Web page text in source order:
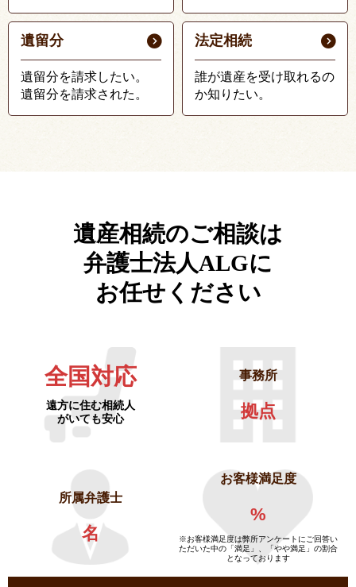
遺留分
遺留分を請求したい。
遺留分を請求された。
法定相続
誰が遺産を受け取れるの
か知りたい。
遺産相続のご相談は
弁護士法人ALGに
お任せください
全国対応
遠方に住む相続人
がいても安心
事務所
拠点
所属弁護士
名
お客様満足度
%
※お客様満足度は弊所アンケートにご回答い
ただいた中の「満足」、「やや満足」の割合
となっております